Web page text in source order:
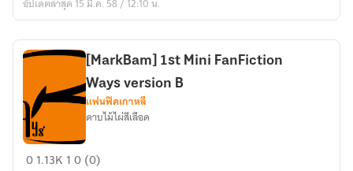
[MarkBam]
[MarkBam] 1st Mini FanFiction
Ways version B
แฟนฟิคเกาหลี
ดาบไม้ไผ่สีเลือด
01.13K 10 (0)